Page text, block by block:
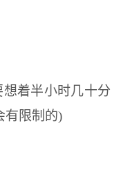
想着半小时几十分
有限制的)